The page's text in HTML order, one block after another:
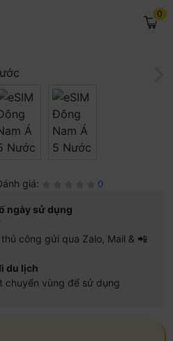
0
giá: 0
ngày sử dụng
công gửi qua Zalo, Mail & 📲
du lịch
chuyển vùng để sử dụng